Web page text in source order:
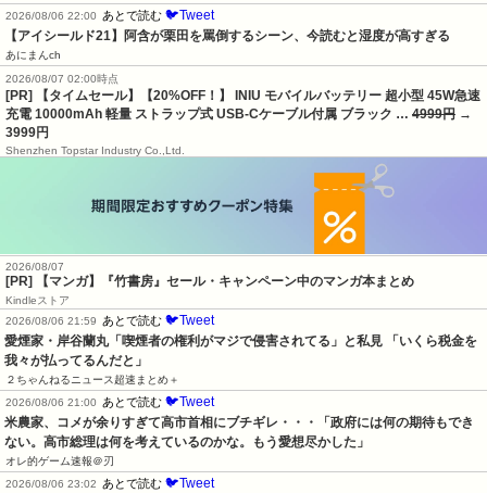
2026/08/06 22:00
あとで読む 🐦Tweet
【アイシールド21】阿含が栗田を罵倒するシーン、今読むと湿度が高すぎる
あにまんch
2026/08/07 02:00時点
[PR] 【タイムセール】【20%OFF！】 INIU モバイルバッテリー 超小型 45W急速
充電 10000mAh 軽量 ストラップ式 USB-Cケーブル付属 ブラック … 4999円 →
3999円
Shenzhen Topstar Industry Co.,Ltd.
2026/08/07
[PR] 【マンガ】『竹書房』セール・キャンペーン中のマンガ本まとめ
Kindleストア
2026/08/06 21:59 あとで読む 🐦Tweet
愛煙家・岸谷蘭丸「喫煙者の権利がマジで侵害されてる」と私見 「いくら税金を
我々が払ってるんだと」
２ちゃんねるニュース超速まとめ＋
2026/08/06 21:00 あとで読む 🐦Tweet
米農家、コメが余りすぎて高市首相にブチギレ・・・「政府には何の期待もでき
ない。高市総理は何を考えているのかな。もう愛想尽かした」
オレ的ゲーム速報＠刃
2026/08/06 23:02 あとで読む 🐦Tweet